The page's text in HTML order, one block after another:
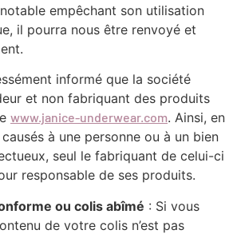
empêchant son utilisation
il pourra nous être renvoyé et
informé que la société
et non fabriquant des produits
www.janice-underwear.com. Ainsi, en
à une personne ou à un bien
seul le fabriquant de celui-ci
responsable de ses produits.
ou colis abîmé : Si vous
de votre colis n’est pas